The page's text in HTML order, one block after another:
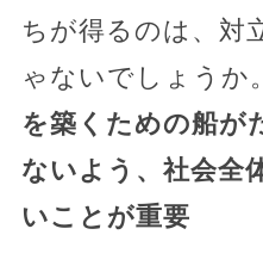
ちが得るのは、対
ゃないでしょうか
を築くための船が
ないよう、社会全
いことが重要